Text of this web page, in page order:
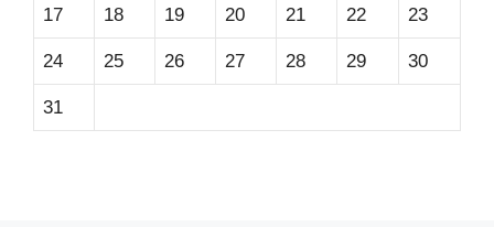
17 18 19 20 21 22 23
24 25 26 27 28 29 30
31